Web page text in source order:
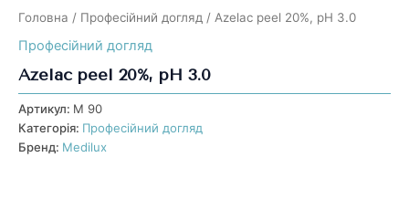
Головна / Професійний догляд / Azelac peel 20%, pH 3.0
Професійний догляд
Azelac peel 20%, pH 3.0
Артикул: М 90
Категорія: Професійний догляд
Бренд: Medilux